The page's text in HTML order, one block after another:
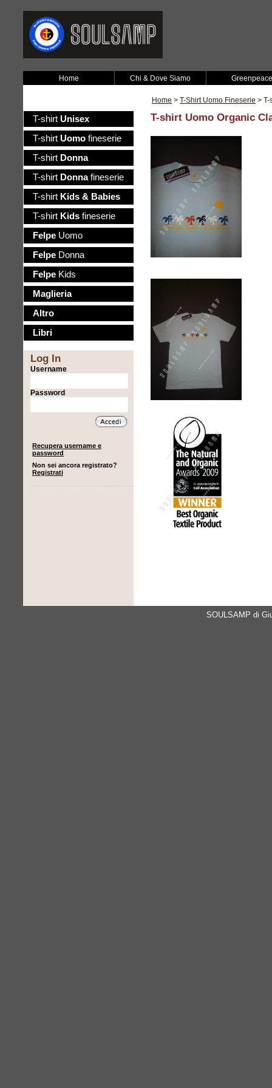
Home Chi & Dove Siamo Greenpeace
Home > T-Shirt Uomo Fineserie >
T-shirt Unisex
T-shirt Uomo fineserie
T-shirt Donna
T-shirt Donnafineserie
T-shirt Kids & Babies
T-shirt Kids fineserie
Felpe Uomo
Felpe Donna
Felpe Kids
Maglieria
Altro
Libri
Log In
Username
Password
Recupera username e
password
Non sei ancora registrato?
Registrati
T-shirt Uomo Organic
SOULSAMP di